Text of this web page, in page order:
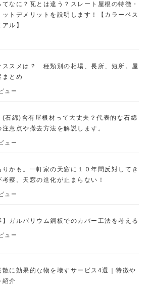
てなに？瓦とは違う？スレート屋根の特徴・
ットデメリットを説明します！【カラーベス
ル】
ススメは？ 種類別の相場、長所、短所。屋
まとめ
ュー
(石綿)含有屋根材って大丈夫？代表的な石綿
注意点や撤去方法を解説します。
ュー
りかも。一軒家の天窓に１０年間反対してき
察。天窓の進化が止まらない！
ュー
】ガルバリウム鋼板でのカバー工法を考える
ュー
散に効果的な物を壊すサービス4選｜特徴や
紹介